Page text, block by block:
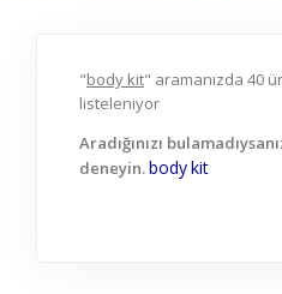
"body kit" aramanızda 40
listeleniyor
Aradığınızı
deneyin.bodykit